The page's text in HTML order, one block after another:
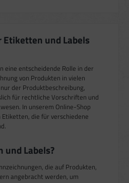
Etiketten und Labels
eine entscheidende Rolle in der
von Produkten in vielen
der Produktbeschreibung,
für rechtliche Vorschriften und
In unserem Online-Shop
Etiketten, die für verschiedene
Labels?
die auf Produkten,
angebracht werden, um